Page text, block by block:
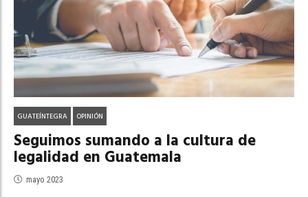
GUATEÍNTEGRA OPINIÓN
Seguimos sumando a la cultura de
legalidad en Guatemala
mayo 2023